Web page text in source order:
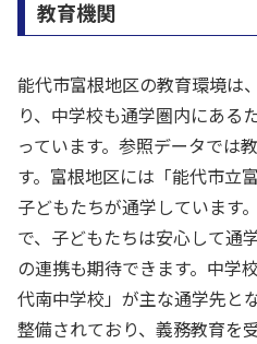
教育機関
能代市富根地区の教育環境は
り、中学校も通学圏内にある
っています。参照データでは
す。富根地区には「能代市立
子どもたちが通学しています
で、子どもたちは安心して通
の連携も期待できます。中学
代南中学校」が主な通学先と
整備されており、義務教育を